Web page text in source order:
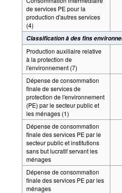
de services PE pour la
production d'autres services
(4)
Classification à des fins
Production auxiliaire relative
à la protection de
l'environnement (7)
Dépense de consommation
finale de services de
protection de l'environnement
(PE) par le secteur public et
les ménages (1)
Dépense de consommation
finale des services PE par le
secteur public et institutions
sans but lucratif servant les
ménages
Dépense de consommation
finale des services PE par les
ménages